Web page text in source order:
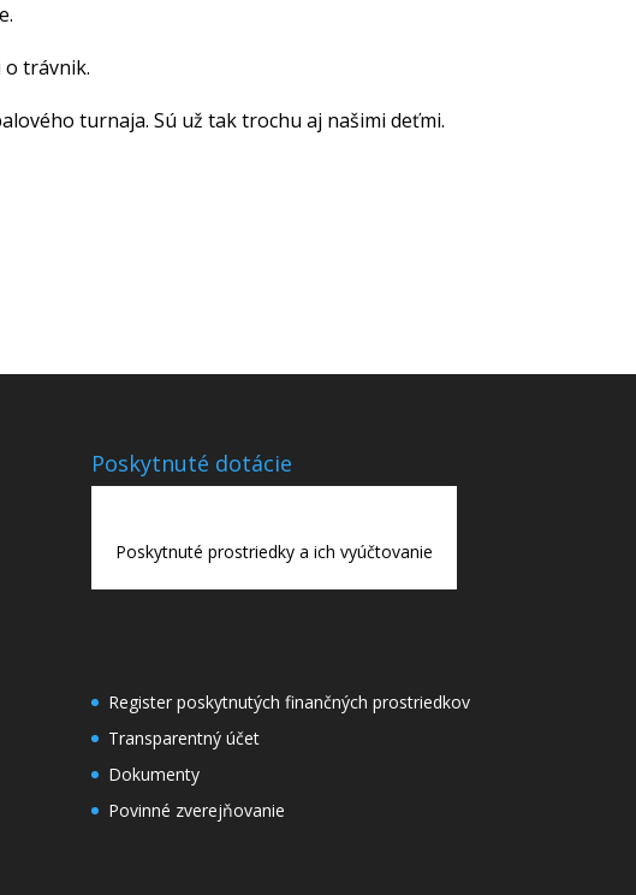
o trávnik.
turnaja. Sú už tak trochu aj našimi deťmi.
Poskytnuté dotácie
Poskytnuté prostriedky a ich vyúčtovanie
Register poskytnutých finančných prostriedkov
Transparentný účet
Dokumenty
Povinné zverejňovanie